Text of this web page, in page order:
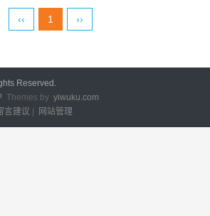
‹‹ 1 ››
Reserved.
Themes by yiwuku.com
言建议 | 网站管理